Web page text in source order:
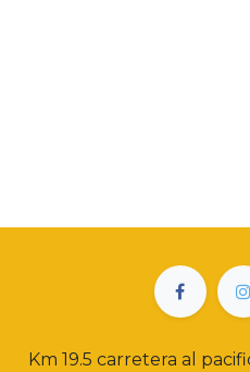
Km 19.5 carretera al